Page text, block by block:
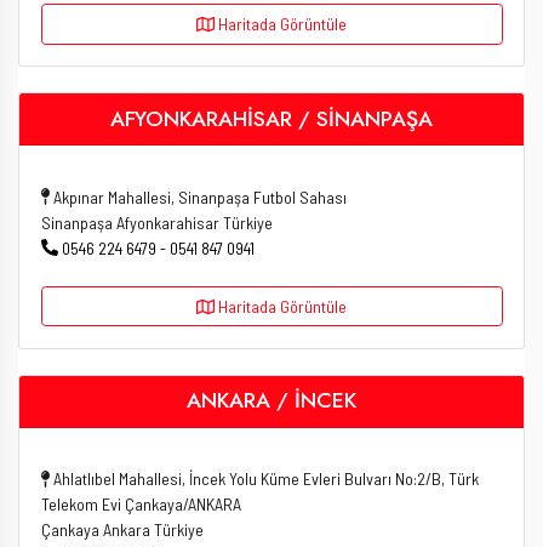
Haritada Görüntüle
AFYONKARAHİSAR / SİNANPAŞA
Akpınar Mahallesi, Sinanpaşa Futbol Sahası
Sinanpaşa Afyonkarahisar Türkiye
0546 224 6479 - 0541 847 0941
Haritada Görüntüle
ANKARA / İNCEK
Ahlatlıbel Mahallesi, İncek Yolu Küme Evleri Bulvarı No:2/B, Türk
Telekom Evi Çankaya/ANKARA
Çankaya Ankara Türkiye